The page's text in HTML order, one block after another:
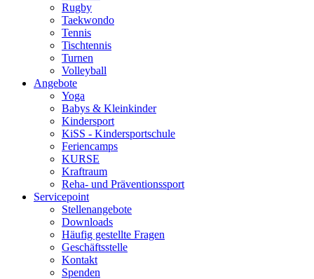
Rugby
Taekwondo
Tennis
Tischtennis
Turnen
Volleyball
Angebote
Yoga
Babys & Kleinkinder
Kindersport
KiSS - Kindersportschule
Feriencamps
KURSE
Kraftraum
Reha- und Präventionssport
Servicepoint
Stellenangebote
Downloads
Häufig gestellte Fragen
Geschäftsstelle
Kontakt
Spenden